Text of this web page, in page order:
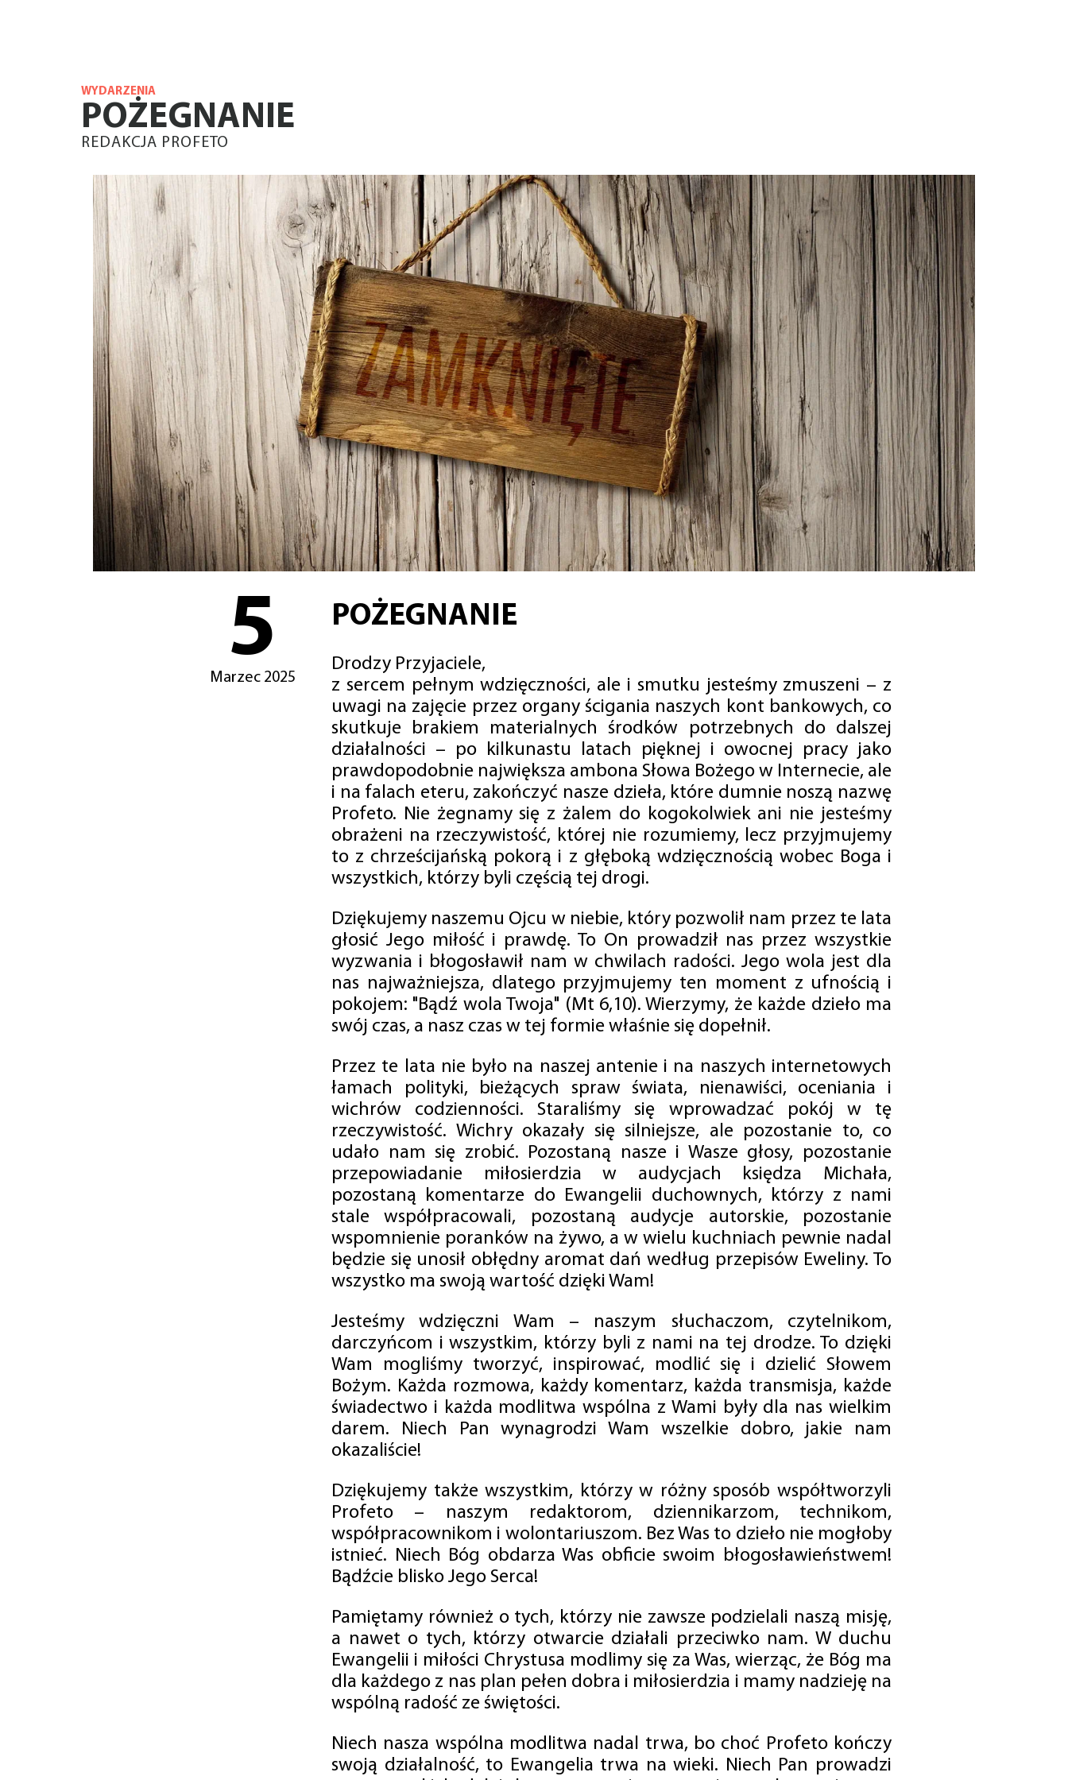
WYDARZENIA
POŻEGNANIE
REDAKCJA PROFETO
5
Marzec 2025
POŻEGNANIE
Drodzy Przyjaciele,
z sercem pełnym wdzięczności, ale i smutku jesteśmy zmuszeni – z
uwagi na zajęcie przez organy ścigania naszych kont bankowych, co
skutkuje brakiem materialnych środków potrzebnych do dalszej
działalności – po kilkunastu latach pięknej i owocnej pracy jako
prawdopodobnie największa ambona Słowa Bożego w Internecie, ale
i na falach eteru, zakończyć nasze dzieła, które dumnie noszą nazwę
Profeto. Nie żegnamy się z żalem do kogokolwiek ani nie jesteśmy
obrażeni na rzeczywistość, której nie rozumiemy, lecz przyjmujemy
to z chrześcijańską pokorą i z głęboką wdzięcznością wobec Boga i
wszystkich, którzy byli częścią tej drogi.
Dziękujemy naszemu Ojcu w niebie, który pozwolił nam przez te lata
głosić Jego miłość i prawdę. To On prowadził nas przez wszystkie
wyzwania i błogosławił nam w chwilach radości. Jego wola jest dla
nas najważniejsza, dlatego przyjmujemy ten moment z ufnością i
pokojem: "Bądź wola Twoja" (Mt 6,10). Wierzymy, że każde dzieło ma
swój czas, a nasz czas w tej formie właśnie się dopełnił.
Przez te lata nie było na naszej antenie i na naszych internetowych
łamach polityki, bieżących spraw świata, nienawiści, oceniania i
wichrów codzienności. Staraliśmy się wprowadzać pokój w tę
rzeczywistość. Wichry okazały się silniejsze, ale pozostanie to, co
udało nam się zrobić. Pozostaną nasze i Wasze głosy, pozostanie
przepowiadanie miłosierdzia w audycjach księdza Michała,
pozostaną komentarze do Ewangelii duchownych, którzy z nami
stale współpracowali, pozostaną audycje autorskie, pozostanie
wspomnienie poranków na żywo, a w wielu kuchniach pewnie nadal
będzie się unosił obłędny aromat dań według przepisów Eweliny. To
wszystko ma swoją wartość dzięki Wam!
Jesteśmy wdzięczni Wam – naszym słuchaczom, czytelnikom,
darczyńcom i wszystkim, którzy byli z nami na tej drodze. To dzięki
Wam mogliśmy tworzyć, inspirować, modlić się i dzielić Słowem
Bożym. Każda rozmowa, każdy komentarz, każda transmisja, każde
świadectwo i każda modlitwa wspólna z Wami były dla nas wielkim
darem. Niech Pan wynagrodzi Wam wszelkie dobro, jakie nam
okazaliście!
Dziękujemy także wszystkim, którzy w różny sposób współtworzyli
Profeto – naszym redaktorom, dziennikarzom, technikom,
współpracownikom i wolontariuszom. Bez Was to dzieło nie mogłoby
istnieć. Niech Bóg obdarza Was obficie swoim błogosławieństwem!
Bądźcie blisko Jego Serca!
Pamiętamy również o tych, którzy nie zawsze podzielali naszą misję,
a nawet o tych, którzy otwarcie działali przeciwko nam. W duchu
Ewangelii i miłości Chrystusa modlimy się za Was, wierząc, że Bóg ma
dla każdego z nas plan pełen dobra i miłosierdzia i mamy nadzieję na
wspólną radość ze świętości.
Niech nasza wspólna modlitwa nadal trwa, bo choć Profeto kończy
swoją działalność, to Ewangelia trwa na wieki. Niech Pan prowadzi